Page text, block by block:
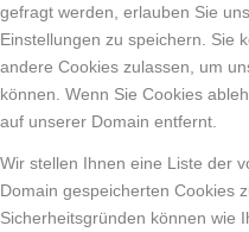
gefragt werden, erlauben Sie
Einstellungen zu speichern. Sie
andere Cookies zulassen, um
können. Wenn Sie Cookies
auf unserer Domain entfernt.
Wir stellen Ihnen eine Liste der
Domain gespeicherten Cookies
Sicherheitsgründen können wie